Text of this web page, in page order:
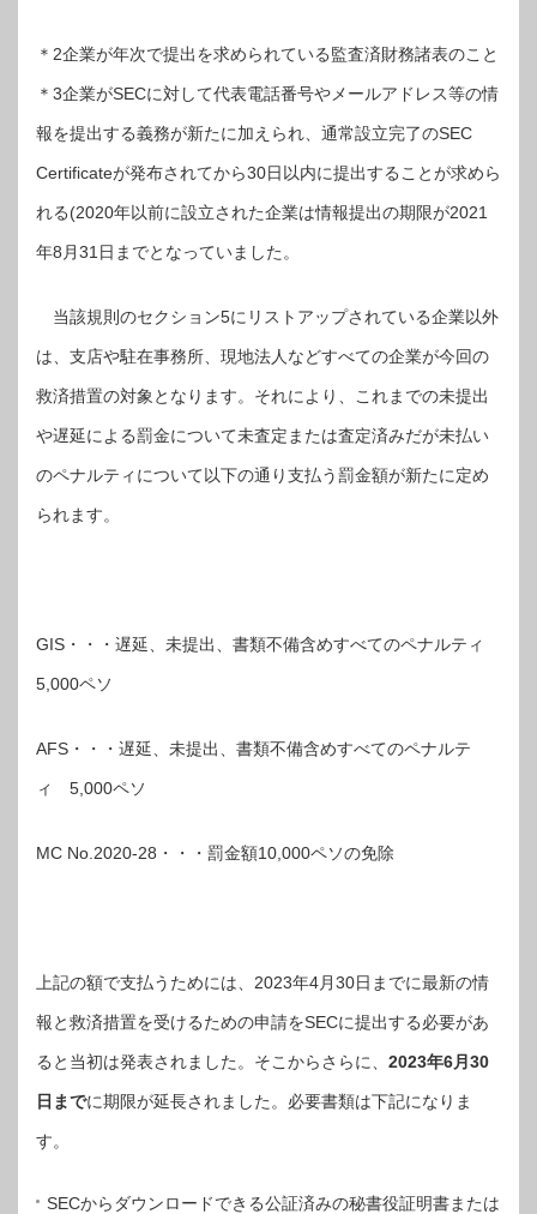
＊2企業が年次で提出を求められている監査済財務諸表のこと
＊3企業がSECに対して代表電話番号やメールアドレス等の情
報を提出する義務が新たに加えられ、通常設立完了のSEC
Certificateが発布されてから30日以内に提出することが求めら
れる(2020年以前に設立された企業は情報提出の期限が2021
年8月31日までとなっていました。
当該規則のセクション5にリストアップされている企業以外
は、支店や駐在事務所、現地法人などすべての企業が今回の
救済措置の対象となります。それにより、これまでの未提出
や遅延による罰金について未査定または査定済みだが未払い
のペナルティについて以下の通り支払う罰金額が新たに定め
られます。
GIS・・・遅延、未提出、書類不備含めすべてのペナルティ
5,000ペソ
AFS・・・遅延、未提出、書類不備含めすべてのペナルテ
ィ 5,000ペソ
MC No.2020-28・・・罰金額10,000ペソの免除
上記の額で支払うためには、2023年4月30日までに最新の情
報と救済措置を受けるための申請をSECに提出する必要があ
ると当初は発表されました。そこからさらに、 2023年6月30
日までに期限が延長されました。必要書類は下記になりま
す。
SECからダウンロードできる公証済みの秘書役証明書または